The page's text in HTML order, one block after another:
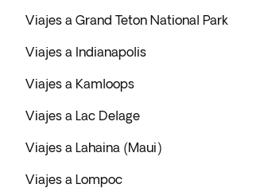
Viajes a Grand Teton National Park
Viajes a Indianapolis
Viajes a Kamloops
Viajes a Lac Delage
Viajes a Lahaina (Maui)
Viajes a Lompoc